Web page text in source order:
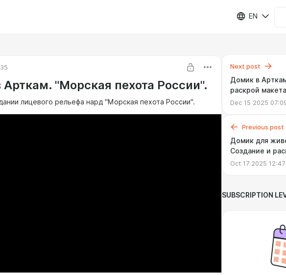
EN
"Морская пехота России".
лицевого рельефа нард "Морская пехота России".
Next post
Домик в
раскрой
Dec 15 2025
Previous post
Домик для
Создание и
Oct 17 2025 12:47
SUBSCRIPTION